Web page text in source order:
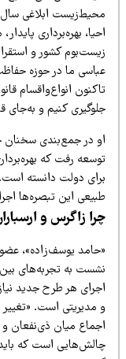
بهره‌برداری پایدار،
کشور و استقرار
ما در حوزه حفاظت و
انواع‌واقسام
کنیم و به‌جای قانون
رفت که بهره‌برداری از
دولت دانسته است.
این تبصره‌ها اجرایی
زاگرس و ارسباران
یوسف‌زاده»، عضو
به تجربه‌های
هر طرح جدید نیازمند
مدیریتی است. «تغییر
میان ذی‌نفعان و
است که باید پیش